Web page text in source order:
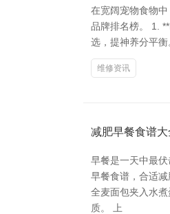
在宽阔宠物食物
品牌排名榜。 1.
选，提神养分平
维修资讯
减肥早餐食谱
早餐是一天中最
早餐食谱，合适
全麦面包夹入水
质。 上